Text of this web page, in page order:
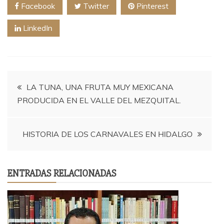
Facebook Twitter Pinterest
LinkedIn
Navegación
de
entradas
LA TUNA, UNA FRUTA MUY MEXICANA
PRODUCIDA EN EL VALLE DEL MEZQUITAL.
HISTORIA DE LOS CARNAVALES EN HIDALGO
ENTRADAS RELACIONADAS